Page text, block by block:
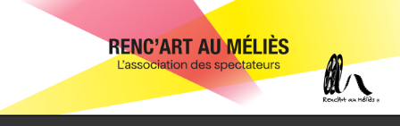
Renc'Art
Méliès
Association
spectateurs
du
cinéma